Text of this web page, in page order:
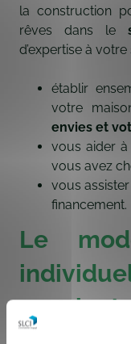
la construction
rêves dans le
d’expertise à votre
établir
votre
envies et
vous aider à
vous avez
vous
financement.
Le
convient